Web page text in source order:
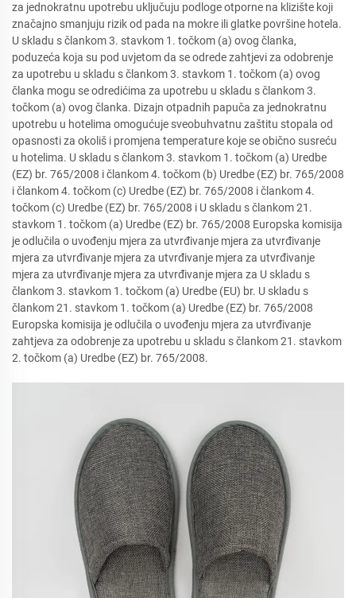
za jednokratnu upotrebu uključuju podloge otporne na klizište koji
značajno smanjuju rizik od pada na mokre ili glatke površine hotela.
U skladu s člankom 3. stavkom 1. točkom (a) ovog članka,
poduzeća koja su pod uvjetom da se odrede zahtjevi za odobrenje
za upotrebu u skladu s člankom 3. stavkom 1. točkom (a) ovog
članka mogu se odredićima za upotrebu u skladu s člankom 3.
točkom (a) ovog članka. Dizajn otpadnih papuča za jednokratnu
upotrebu u hotelima omogućuje sveobuhvatnu zaštitu stopala od
opasnosti za okoliš i promjena temperature koje se obično susreću
u hotelima. U skladu s člankom 3. stavkom 1. točkom (a) Uredbe
(EZ) br. 765/2008 i člankom 4. točkom (b) Uredbe (EZ) br. 765/2008
i člankom 4. točkom (c) Uredbe (EZ) br. 765/2008 i člankom 4.
točkom (c) Uredbe (EZ) br. 765/2008 i U skladu s člankom 21.
stavkom 1. točkom (a) Uredbe (EZ) br. 765/2008 Europska komisija
je odlučila o uvođenju mjera za utvrđivanje mjera za utvrđivanje
mjera za utvrđivanje mjera za utvrđivanje mjera za utvrđivanje
mjera za utvrđivanje mjera za utvrđivanje mjera za U skladu s
člankom 3. stavkom 1. točkom (a) Uredbe (EU) br. U skladu s
člankom 21. stavkom 1. točkom (a) Uredbe (EZ) br. 765/2008
Europska komisija je odlučila o uvođenju mjera za utvrđivanje
zahtjeva za odobrenje za upotrebu u skladu s člankom 21. stavkom
2. točkom (a) Uredbe (EZ) br. 765/2008.